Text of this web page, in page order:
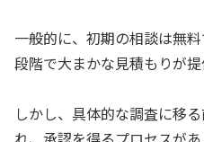
一般的に、初期の相談は無
段階で大まかな見積もりが提
しかし、具体的な調査に移